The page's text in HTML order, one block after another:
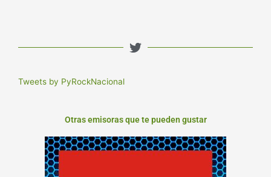
Tweets by PyRockNacional
Otras emisoras que te pueden gustar